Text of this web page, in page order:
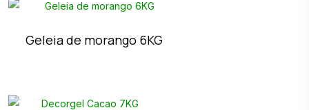
Geleia de morango 6KG